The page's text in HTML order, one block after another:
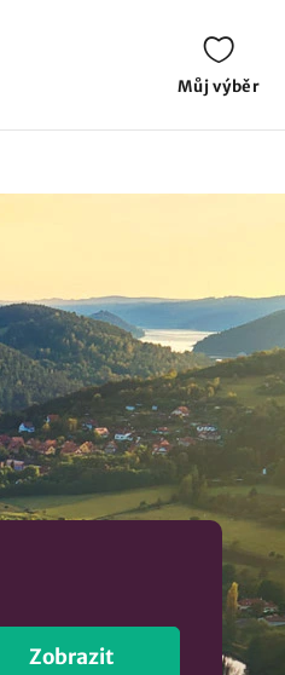
Můj výběr
Zobrazit